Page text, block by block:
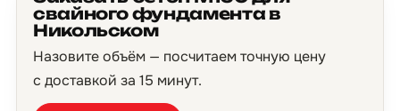
свайного фундамента в
Никольском
Назовите объём — посчитаем точную цену
с доставкой за 15 минут.